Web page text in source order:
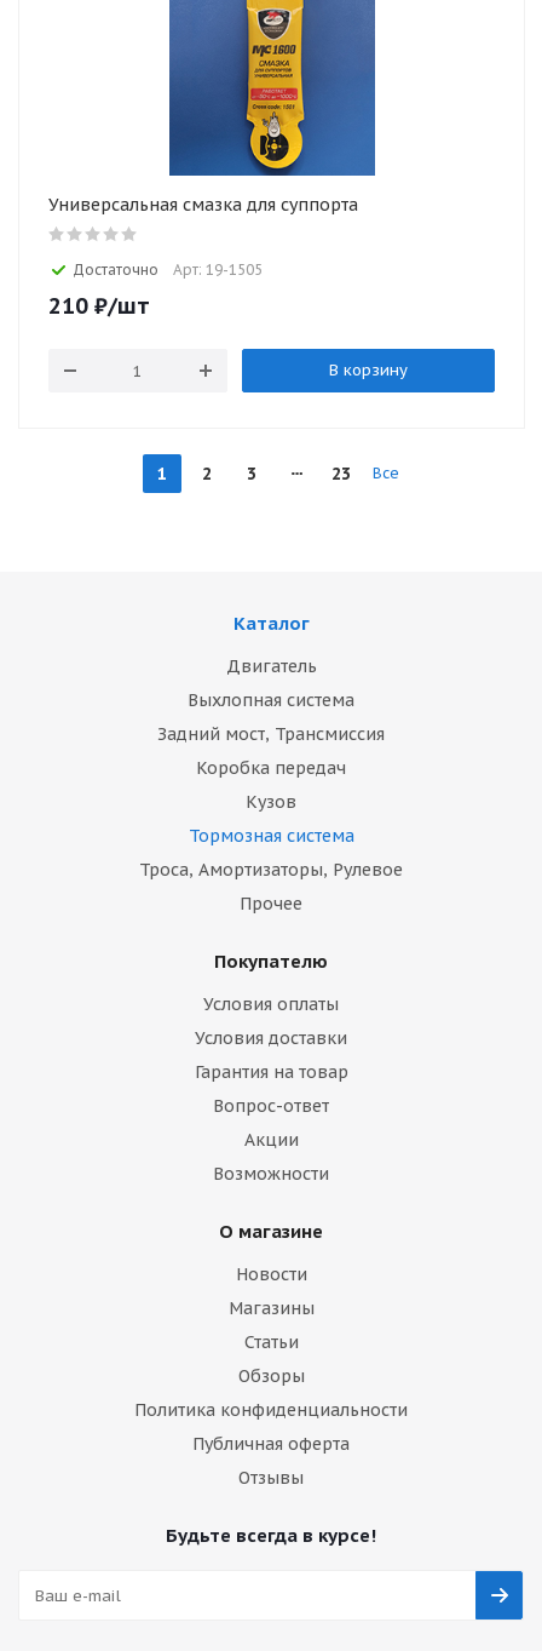
Универсальная смазка для суппорта
Достаточно Арт: 19-1505
210 ₽/шт
В корзину
1 2 3 23 Все
Каталог
Двигатель
Выхлопная система
Задний мост, Трансмиссия
Коробка передач
Кузов
Тормозная система
Троса, Амортизаторы, Рулевое
Прочее
Покупателю
Условия оплаты
Условия доставки
Гарантия на товар
Вопрос-ответ
Акции
Возможности
О магазине
Новости
Магазины
Статьи
Обзоры
Политика конфиденциальности
Публичная оферта
Отзывы
Будьте всегда в курсе!